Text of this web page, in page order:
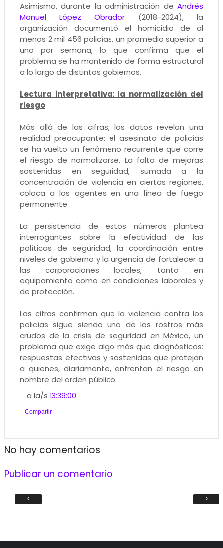
Asimismo, durante la administración deAndrés
Manuel López Obrador (2018-2024), la
organización documentó el homicidio de al
menos 2 mil 456 policías, un promedio superior a
uno por semana, lo que confirma que el
problema se ha mantenido de forma estructural
a lo largo de distintos gobiernos.
Lectura interpretativa: la normalización del
riesgo
Más allá de las cifras, los datos revelan una
realidad preocupante: el asesinato de policías
se ha vuelto un fenómeno recurrente que corre
el riesgo de normalizarse. La falta de mejoras
sostenidas en seguridad, sumada a la
concentración de violencia en ciertas regiones,
coloca a los agentes en una línea de fuego
permanente.
La persistencia de estos números plantea
interrogantes sobre la efectividad de las
políticas de seguridad, la coordinación entre
niveles de gobierno y la urgencia de fortalecer a
las corporaciones locales, tanto en
equipamiento como en condiciones laborales y
de protección.
Las cifras confirman que la violencia contra los
policías sigue siendo uno de los rostros más
crudos de la crisis de seguridad en México, un
problema que exige algo más que diagnósticos:
respuestas efectivas y sostenidas que protejan
a quienes, diariamente, enfrentan el riesgo en
nombre del orden público.
a la/s13:39:00
Compartir
No hay comentarios
Publicar un comentario
‹ ›